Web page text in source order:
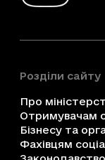
Розділи сайту
Про
Отримувачам
Бізнесу та
Фахівцям